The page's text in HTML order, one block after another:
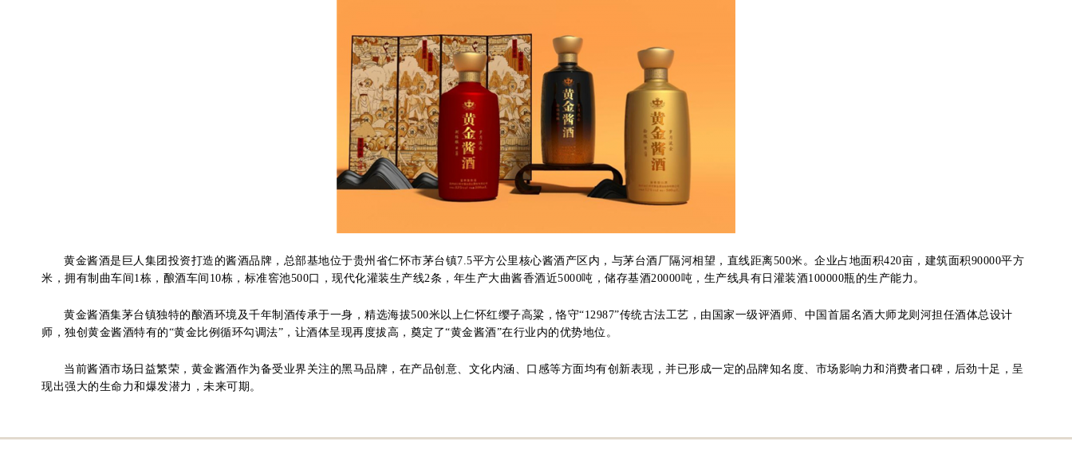
黄金酱酒是巨人集团投资打造的酱酒品牌，总部基地位于贵州省仁怀市茅台镇7.5平方公里核心酱酒产区内，与茅台酒厂隔河相望，直线距离500米。企业占地面积420亩，建筑面积90000平方
米，拥有制曲车间1栋，酿酒车间10栋，标准窖池500口，现代化灌装生产线2条，年生产大曲酱香酒近5000吨，储存基酒20000吨，生产线具有日灌装酒100000瓶的生产能力。
黄金酱酒集茅台镇独特的酿酒环境及千年制酒传承于一身，精选海拔500米以上仁怀红缨子高粱，恪守“12987”传统古法工艺，由国家一级评酒师、中国首届名酒大师龙则河担任酒体总设计
师，独创黄金酱酒特有的“黄金比例循环勾调法”，让酒体呈现再度拔高，奠定了“黄金酱酒”在行业内的优势地位。
当前酱酒市场日益繁荣，黄金酱酒作为备受业界关注的黑马品牌，在产品创意、文化内涵、口感等方面均有创新表现，并已形成一定的品牌知名度、市场影响力和消费者口碑，后劲十足，呈
现出强大的生命力和爆发潜力，未来可期。